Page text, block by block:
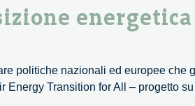
politiche nazionali ed europee che
Energy Transition for All – progetto